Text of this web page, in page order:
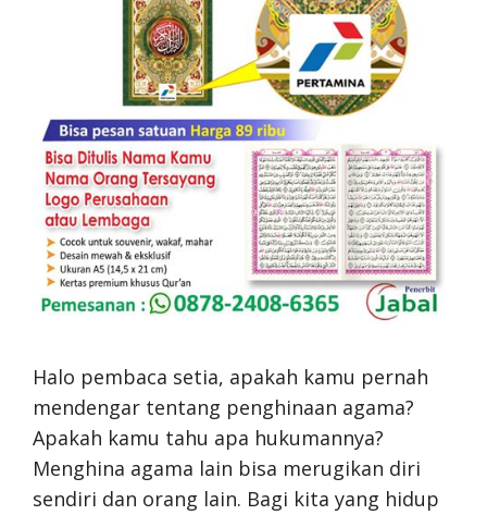
Halo pembaca setia, apakah kamu pernah
mendengar tentang penghinaan agama?
Apakah kamu tahu apa hukumannya?
Menghina agama lain bisa merugikan diri
sendiri dan orang lain. Bagi kita yang hidup